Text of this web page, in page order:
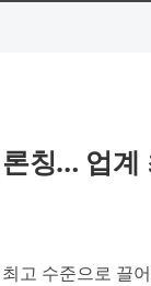
론칭… 업
고 수준으로 끌